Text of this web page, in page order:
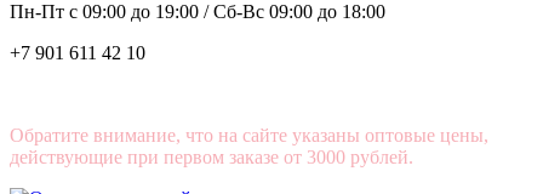
Пн-Пт с 09:00 до 19:00 /Сб-Вс 09:00 до 18:00
+7 901 611 42 10
Обратите внимание, что на сайте указаны оптовые цены,
действующие при первом заказе от 3000 рублей.